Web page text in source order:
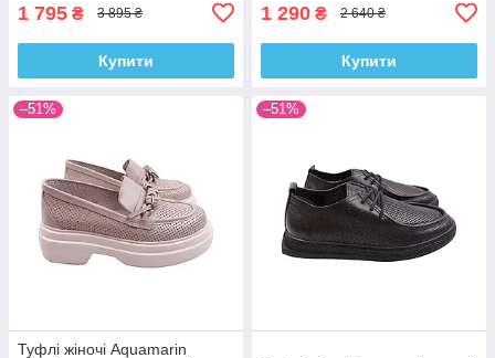
1 795 ₴ 3 895 ₴
Купити
1 290 ₴ 2 640 ₴
Купити
–51%
Туфлі жіночі Aquamarin
–51%